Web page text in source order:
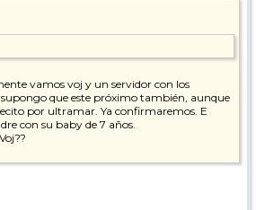
vamos voj y un servidor con los
que este próximo también, aunque
por ultramar. Ya confirmaremos. E
con su baby de 7 años.